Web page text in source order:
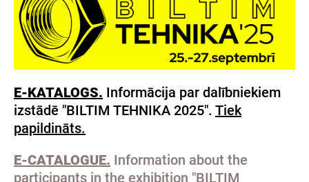
E-KATALOGS. Informācija par dalībniekiem
izstādē "BILTIM TEHNIKA 2025". Tiek
papildināts.
E-CATALOGUE. Information about the
participants in the exhibition "BILTIM